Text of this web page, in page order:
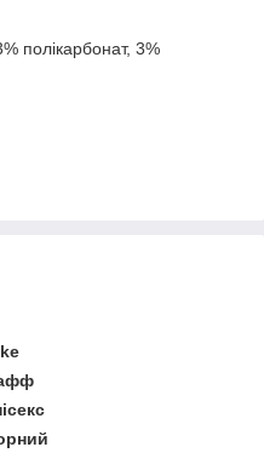
полікарбонат, 3%